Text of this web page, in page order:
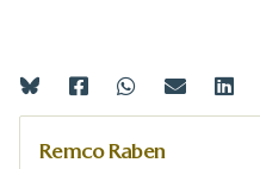
Remco Raben